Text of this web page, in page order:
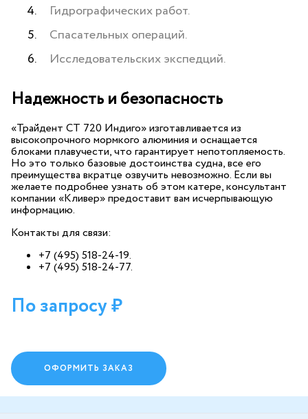
Гидрографических работ.
Спасательных операций.
Исследовательских экспедций.
Надежность и безопасность
«Трайдент СТ 720 Индиго» изготавливается из
высокопрочного мормкого алюминия и оснащается
блоками плавучести, что гарантирует непотопляемость.
Но это только базовые достоинства судна, все его
преимущества вкратце озвучить невозможно. Если вы
желаете подробнее узнать об этом катере, консультант
компании «Кливер» предоставит вам исчерпывающую
информацию.
Контакты для связи:
+7 (495) 518-24-19.
+7 (495) 518-24-77.
По запросу
ОФОРМИТЬ ЗАКАЗ